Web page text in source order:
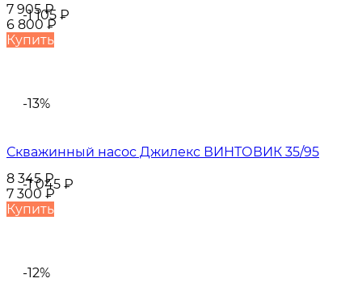
-1 105 ₽
7 905₽
6 800₽
Купить
-13%
-1 045 ₽
Скважинный насос Джилекс ВИНТОВИК 35/95
8 345₽
7 300 ₽
Купить
-12%